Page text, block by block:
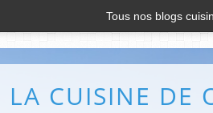
Tous nos blogs
LA CUISINE DE